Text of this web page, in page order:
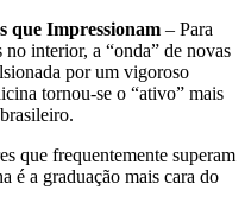
que Impressionam – Para
no interior, a “onda” de novas
por um vigoroso
tornou-se o “ativo” mais
que frequentemente superam
é a graduação mais cara do